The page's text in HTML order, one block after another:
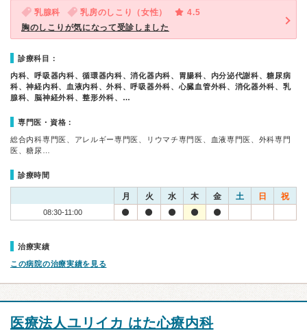
乳腺科 乳房のしこり（女性）
4.5
胸のしこりが気になって受診しました
診療科目：
内科、呼吸器内科、循環器内科、消化器内科、胃腸科、内分泌代謝科、糖尿病
科、神経内科、血液内科、外科、呼吸器外科、心臓血管外科、消化器外科、乳
腺科、脳神経外科、整形外科、…
専門医・資格：
総合内科専門医、アレルギー専門医、リウマチ専門医、血液専門医、外科専門
医、糖尿…
診療時間
月 火 水 木 金 土 日 祝
08:30-11:00
治療実績
この病院の治療実績を見る
医療法人ユリイカ はた心療内科